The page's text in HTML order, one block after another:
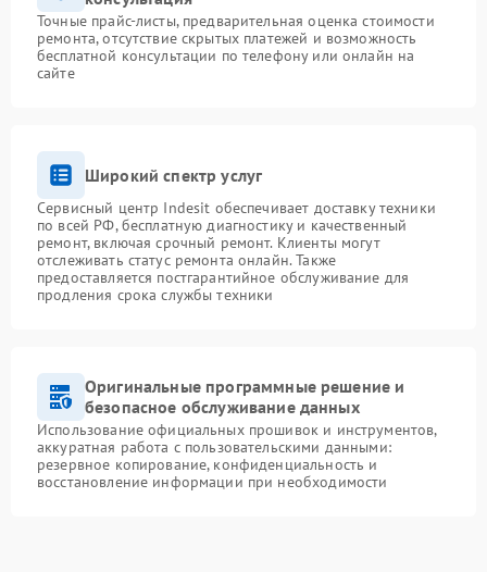
Точные прайс-листы, предварительная оценка стоимости
ремонта, отсутствие скрытых платежей и возможность
бесплатной консультации по телефону или онлайн на
сайте
Широкий спектр услуг
Сервисный центр Indesit обеспечивает доставку техники
по всей РФ, бесплатную диагностику и качественный
ремонт, включая срочный ремонт. Клиенты могут
отслеживать статус ремонта онлайн. Также
предоставляется постгарантийное обслуживание для
продления срока службы техники
Оригинальные программные решение и
безопасное обслуживание данных
Использование официальных прошивок и инструментов,
аккуратная работа с пользовательскими данными:
резервное копирование, конфиденциальность и
восстановление информации при необходимости